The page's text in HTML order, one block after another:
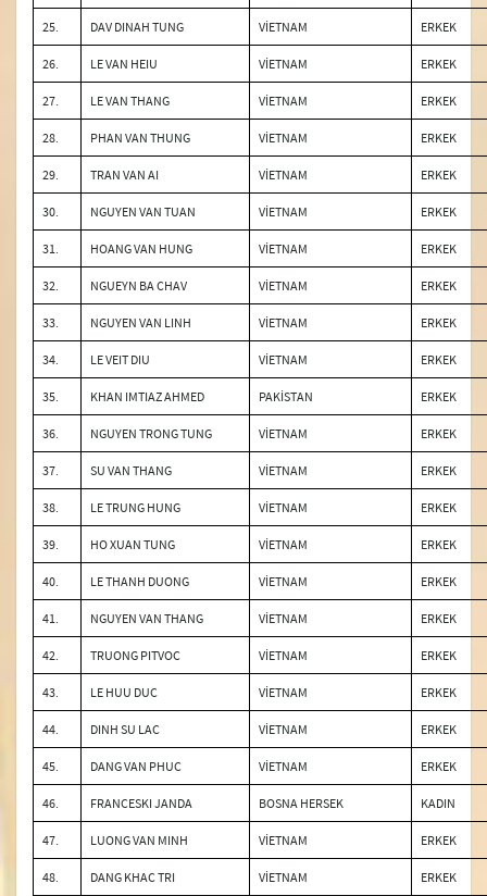
25. DAV DINAH TUNG VİETNAM ERKEK
26. LE VAN HEIU VİETNAM ERKEK
27. LE VAN THANG VİETNAM ERKEK
28. PHAN VAN THUNG VİETNAM ERKEK
29. TRAN VAN AI VİETNAM ERKEK
30. NGUYEN VAN TUAN VİETNAM ERKEK
31. HOANG VAN HUNG VİETNAM ERKEK
32. NGUEYN BA CHAV VİETNAM ERKEK
33. NGUYEN VAN LINH VİETNAM ERKEK
34. LE VEIT DIU VİETNAM ERKEK
35. KHAN IMTIAZ AHMED PAKİSTAN ERKEK
36. NGUYEN TRONG TUNG VİETNAM ERKEK
37. SU VAN THANG VİETNAM ERKEK
38. LE TRUNG HUNG VİETNAM ERKEK
39. HO XUAN TUNG VİETNAM ERKEK
40. LE THANH DUONG VİETNAM ERKEK
41. NGUYEN VAN THANG VİETNAM ERKEK
42. TRUONG PITVOC VİETNAM ERKEK
43. LE HUU DUC VİETNAM ERKEK
44. DINH SU LAC VİETNAM ERKEK
45. DANG VAN PHUC VİETNAM ERKEK
46. FRANCESKI JANDA BOSNA HERSEK KADIN
47. LUONG VAN MINH VİETNAM ERKEK
48. DANG KHAC TRI VİETNAM ERKEK